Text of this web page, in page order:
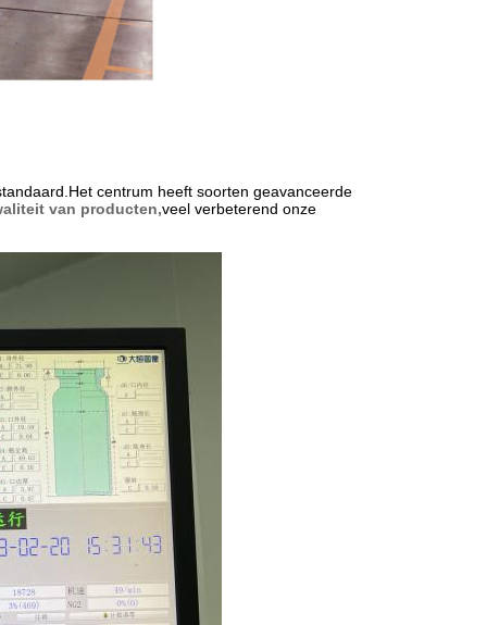
centrum heeft soorten geavanceerde
van producten,veel verbeterend onze